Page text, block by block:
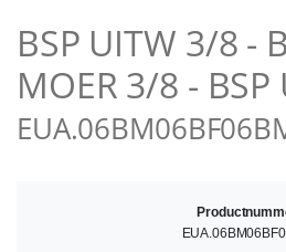
BSP UITW 3/8 -
MOER 3/8 -